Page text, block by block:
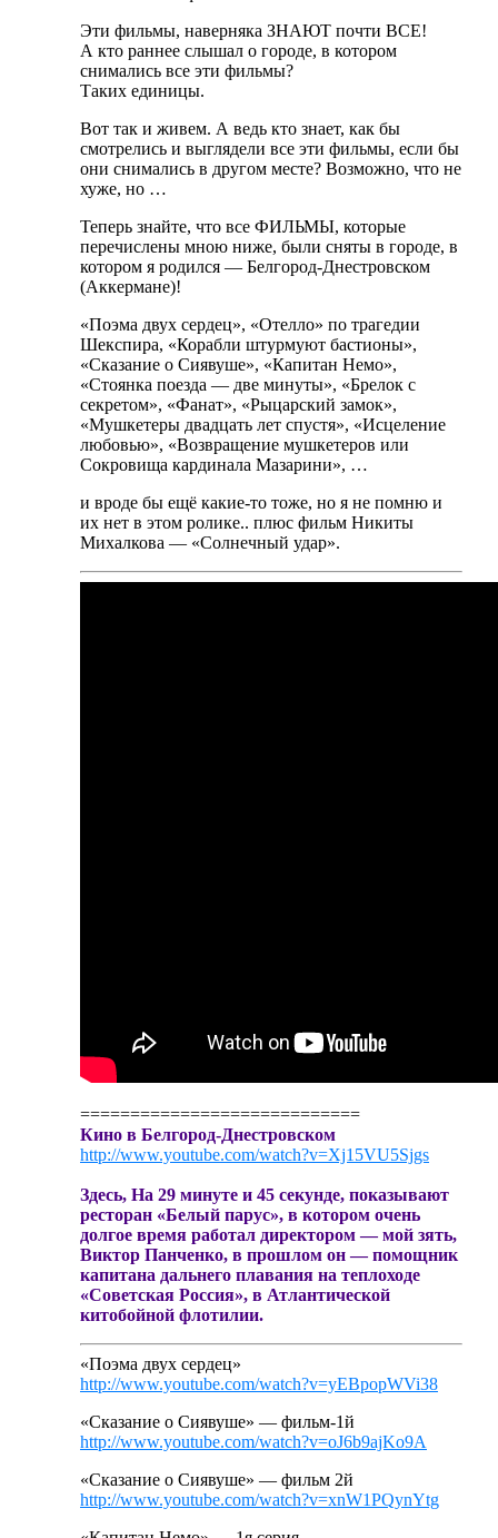
Эти фильмы, наверняка ЗНАЮТ почти ВСЕ!
А кто раннее слышал о городе, в котором
снимались все эти фильмы?
Таких единицы.
Вот так и живем. А ведь кто знает, как бы
смотрелись и выглядели все эти фильмы, если бы
они снимались в другом месте? Возможно, что не
хуже, но …
Теперь знайте, что все ФИЛЬМЫ, которые
перечислены мною ниже, были сняты в городе, в
котором я родился — Белгород-Днестровском
(Аккермане)!
«Поэма двух сердец», «Отелло» по трагедии
Шекспира, «Корабли штурмуют бастионы»,
«Сказание о Сиявуше», «Капитан Немо»,
«Стоянка поезда — две минуты», «Брелок с
секретом», «Фанат», «Рыцарский замок»,
«Мушкетеры двадцать лет спустя», «Исцеление
любовью», «Возвращение мушкетеров или
Сокровища кардинала Мазарини», …
и вроде бы ещё какие-то тоже, но я не помню и
их нет в этом ролике.. плюс фильм Никиты
Михалкова — «Солнечный удар».
============================
Кино в Белгород-Днестровском
http://www.youtube.com/watch?v=Xj15VU5Sjgs
Здесь, На 29 минуте и 45 секунде, показывают
ресторан «Белый парус», в котором очень
долгое время работал директором — мой зять,
Виктор Панченко, в прошлом он — помощник
капитана дальнего плавания на теплоходе
«Советская Россия», в Атлантической
китобойной флотилии.
«Поэма двух сердец»
http://www.youtube.com/watch?v=yEBpopWVi38
«Сказание о Сиявуше» — фильм-1й
http://www.youtube.com/watch?v=oJ6b9ajKo9A
«Сказание о Сиявуше» — фильм 2й
http://www.youtube.com/watch?v=xnW1PQynYtg